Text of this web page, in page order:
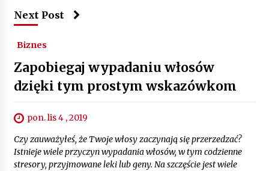
Next Post
Biznes
Zapobiegaj wypadaniu włosów
dzięki tym prostym wskazówkom
pon. lis 4 , 2019
Czy zauważyłeś, że Twoje włosy zaczynają się przerzedzać?
Istnieje wiele przyczyn wypadania włosów, w tym codzienne
stresory, przyjmowane leki lub geny. Na szczęście jest wiele